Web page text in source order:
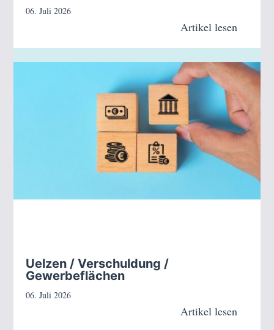
06. Juli 2026
Artikel lesen
Uelzen / Verschuldung /
Gewerbeflächen
06. Juli 2026
Artikel lesen